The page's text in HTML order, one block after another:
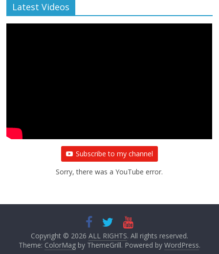
Latest Videos
Subscribe to my channel
Sorry, there was a YouTube error.
Copyright © 2026 ALL RIGHTS. All rights reserved.
Theme: ColorMagby ThemeGrill. Powered by WordPress.